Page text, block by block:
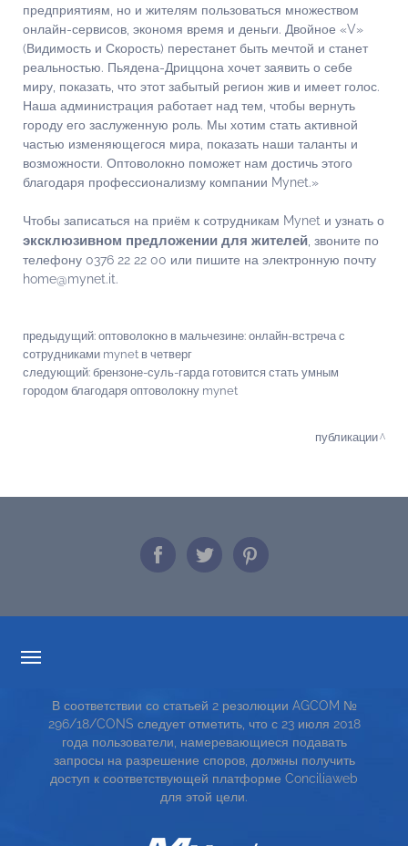
предприятиям, но и жителям пользоваться множеством
онлайн-сервисов, экономя время и деньги. Двойное «V»
(Видимость и Скорость) перестанет быть мечтой и станет
реальностью. Пьядена-Дриццона хочет заявить о себе
миру, показать, что этот забытый регион жив и имеет голос.
Наша администрация работает над тем, чтобы вернуть
городу его заслуженную роль. Мы хотим стать активной
частью изменяющегося мира, показать наши таланты и
возможности. Оптоволокно поможет нам достичь этого
благодаря профессионализму компании Mynet.»
Чтобы записаться на приём к сотрудникам Mynet и узнать о
эксклюзивном предложении для жителей, звоните по
телефону 0376 22 22 00 или пишите на электронную почту
home@mynet.it.
предыдущий:оптоволокно в мальчезине: онлайн-встреча с
сотрудниками mynet в четверг
следующий:брензоне-суль-гарда готовится стать умным
городом благодаря оптоволокну mynet
публикации
СЕРВИСНАЯ КАРТА
TOP RICERCHE
SITE MAP
В соответствии со статьей 2 резолюции AGCOM №
296/18/CONS следует отметить, что с 23 июля 2018
года пользователи, намеревающиеся подавать
запросы на разрешение споров, должны получить
доступ к соответствующей платформе Conciliaweb
для этой цели.